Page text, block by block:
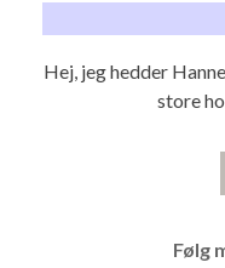
Hej, jeg hedder
store
Følg